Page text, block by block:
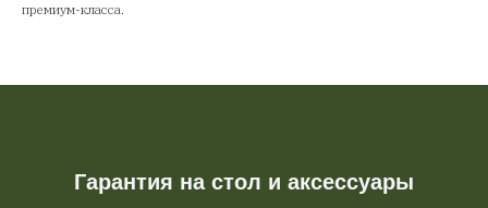
премиум-класса.
Гарантия на стол и аксессуары